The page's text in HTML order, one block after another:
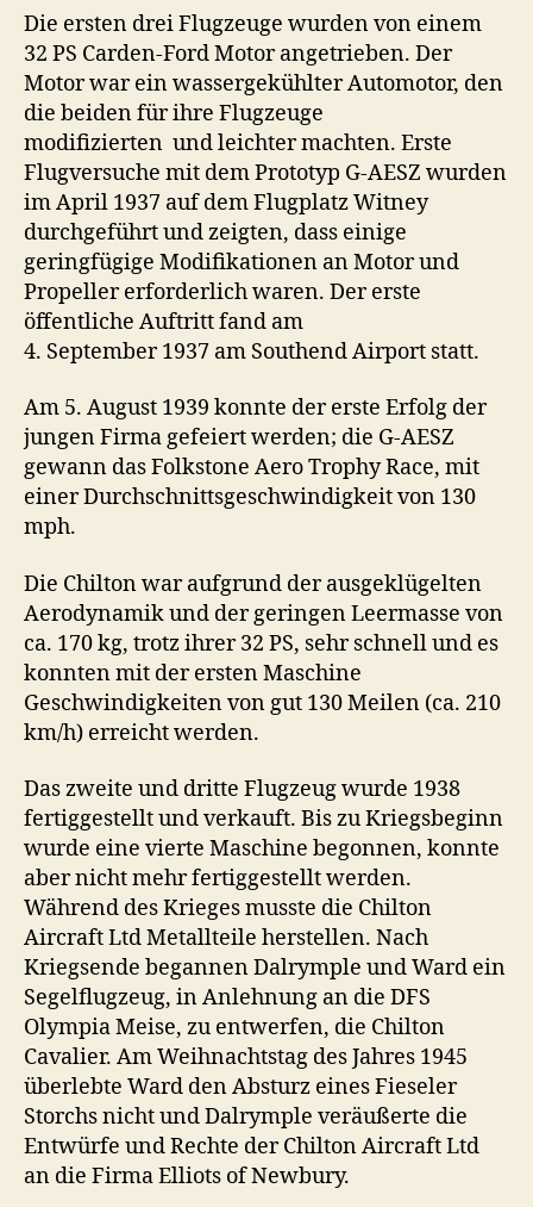
Die ersten drei Flugzeuge wurden von einem
32 PS Carden-Ford Motor angetrieben. Der
Motor war ein wassergekühlter Automotor, den
die beiden für ihre Flugzeuge
modifizierten und leichter machten. Erste
Flugversuche mit dem Prototyp G-AESZ wurden
im April 1937 auf dem Flugplatz Witney
durchgeführt und zeigten, dass einige
geringfügige Modifikationen an Motor und
Propeller erforderlich waren. Der erste
öffentliche Auftritt fand am
4. September 1937 am Southend Airport statt.
Am 5. August 1939 konnte der erste Erfolg der
jungen Firma gefeiert werden; die G-AESZ
gewann das Folkstone Aero Trophy Race, mit
einer Durchschnittsgeschwindigkeit von 130
mph.
Die Chilton war aufgrund der ausgeklügelten
Aerodynamik und der geringen Leermasse von
ca. 170 kg, trotz ihrer 32 PS, sehr schnell und es
konnten mit der ersten Maschine
Geschwindigkeiten von gut 130 Meilen (ca. 210
km/h) erreicht werden.
Das zweite und dritte Flugzeug wurde 1938
fertiggestellt und verkauft. Bis zu Kriegsbeginn
wurde eine vierte Maschine begonnen, konnte
aber nicht mehr fertiggestellt werden.
Während des Krieges musste die Chilton
Aircraft Ltd Metallteile herstellen. Nach
Kriegsende begannen Dalrymple und Ward ein
Segelflugzeug, in Anlehnung an die DFS
Olympia Meise, zu entwerfen, die Chilton
Cavalier. Am Weihnachtstag des Jahres 1945
überlebte Ward den Absturz eines Fieseler
Storchs nicht und Dalrymple veräußerte die
Entwürfe und Rechte der Chilton Aircraft Ltd
an die Firma Elliots of Newbury.